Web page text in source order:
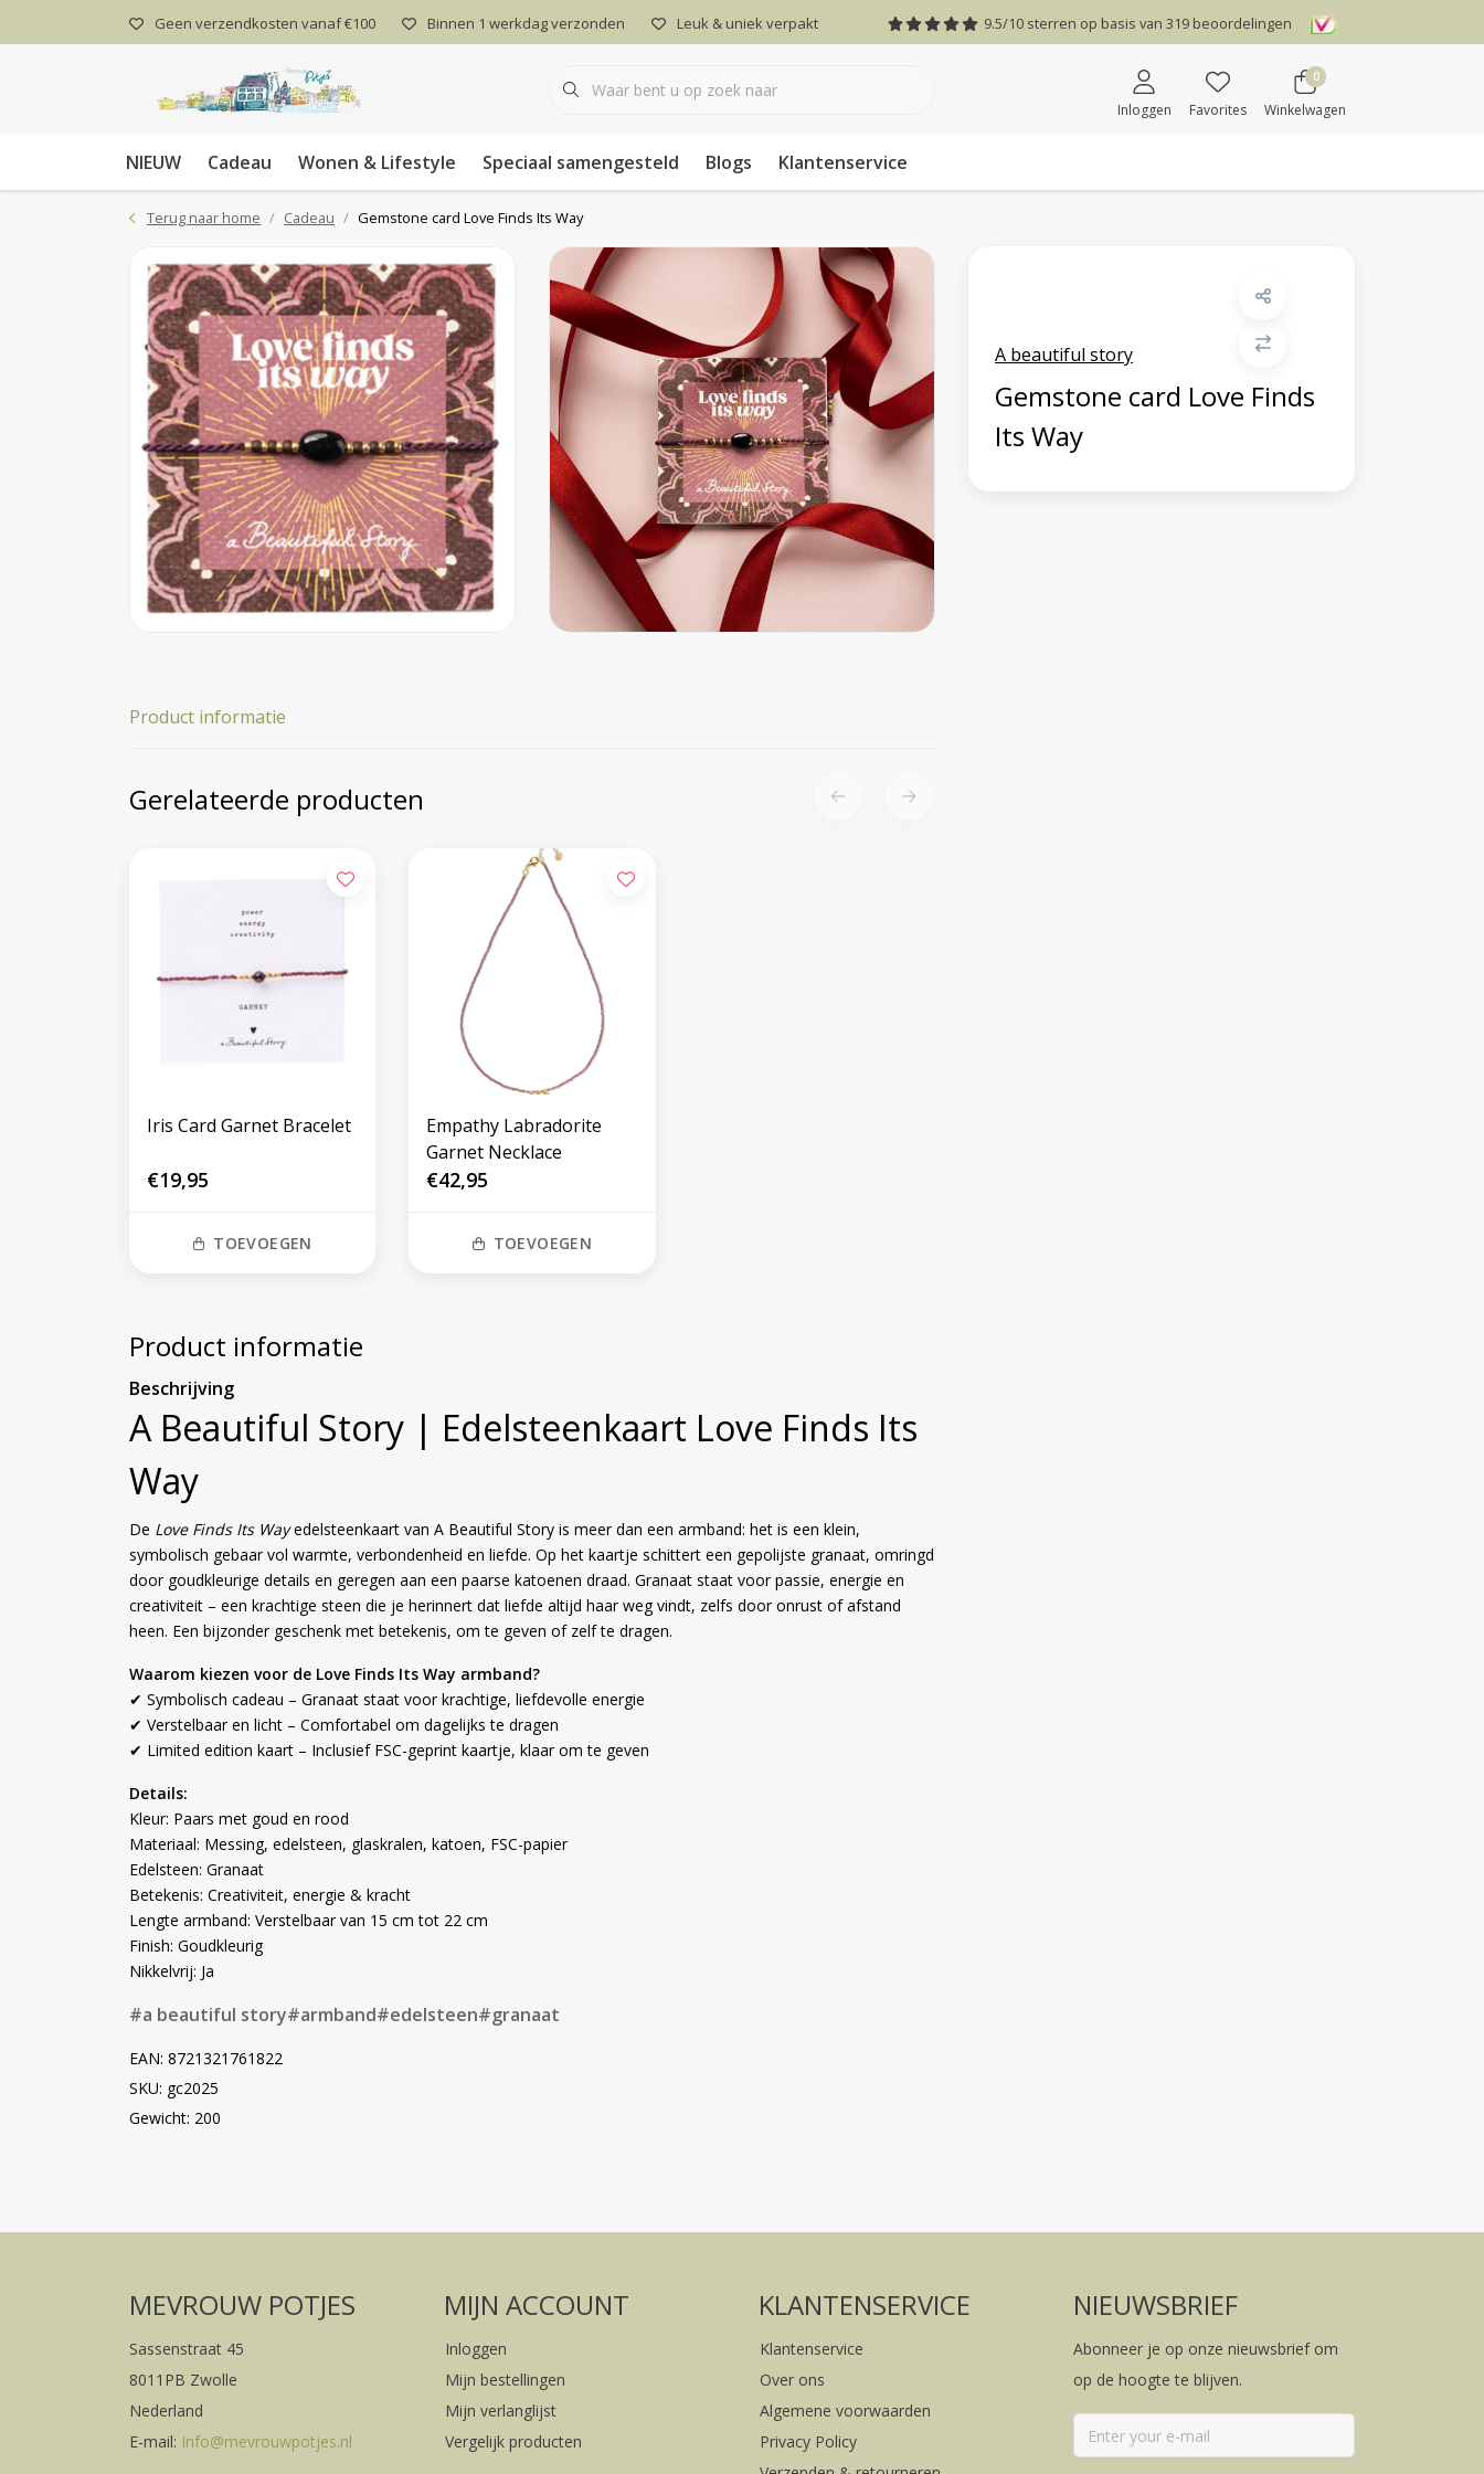
Geen verzendkosten vanaf €100 Binnen 1 werkdag verzonden Leuk & uniek verpakt 9.5/10 sterren op basis van 319 beoordelingen
Inloggen Favorites
0
Winkelwagen
NIEUW Cadeau Wonen & Lifestyle Speciaal samengesteld Blogs Klantenservice
Terug naar home Cadeau Gemstone card Love Finds Its Way
A beautiful story
Gemstone card Love Finds
Its Way
Product informatie
Gerelateerde producten
Iris Card Garnet Bracelet
€19,95
TOEVOEGEN
Empathy Labradorite
Garnet Necklace
€42,95
TOEVOEGEN
Product informatie
Beschrijving
A Beautiful Story | Edelsteenkaart Love Finds Its
Way
De Love Finds Its Wayedelsteenkaart van A Beautiful Story is meer dan een armband: het is een klein,
symbolisch gebaar vol warmte, verbondenheid en liefde. Op het kaartje schittert een gepolijste granaat, omringd
door goudkleurige details en geregen aan een paarse katoenen draad. Granaat staat voor passie, energie en
creativiteit – een krachtige steen die je herinnert dat liefde altijd haar weg vindt, zelfs door onrust of afstand
heen. Een bijzonder geschenk met betekenis, om te geven of zelf te dragen.
Waarom kiezen voor de Love Finds Its Way armband?
✔ Symbolisch cadeau – Granaat staat voor krachtige, liefdevolle energie
✔ Verstelbaar en licht – Comfortabel om dagelijks te dragen
✔ Limited edition kaart – Inclusief FSC-geprint kaartje, klaar om te geven
Details:
Kleur: Paars met goud en rood
Materiaal: Messing, edelsteen, glaskralen, katoen, FSC-papier
Edelsteen: Granaat
Betekenis: Creativiteit, energie & kracht
Lengte armband: Verstelbaar van 15 cm tot 22 cm
Finish: Goudkleurig
Nikkelvrij: Ja
#a beautiful story#armband#edelsteen#granaat
EAN: 8721321761822
SKU: gc2025
Gewicht: 200
MEVROUW POTJES
Sassenstraat 45
8011PB Zwolle
Nederland
E-mail: Info@mevrouwpotjes.nl
MIJN ACCOUNT
Inloggen
Mijn bestellingen
Mijn verlanglijst
Vergelijk producten
KLANTENSERVICE
Klantenservice
Over ons
Algemene voorwaarden
Privacy Policy
NIEUWSBRIEF
Abonneer je op onze nieuwsbrief om
op de hoogte te blijven.